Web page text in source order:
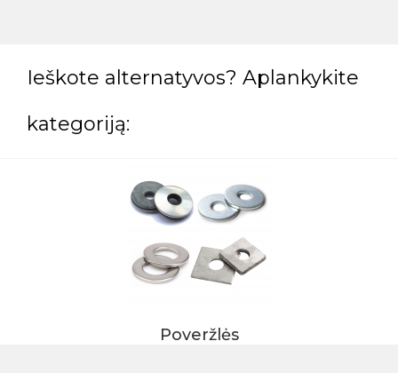
Ieškote alternatyvos? Aplankykite
kategoriją:
Poveržlės